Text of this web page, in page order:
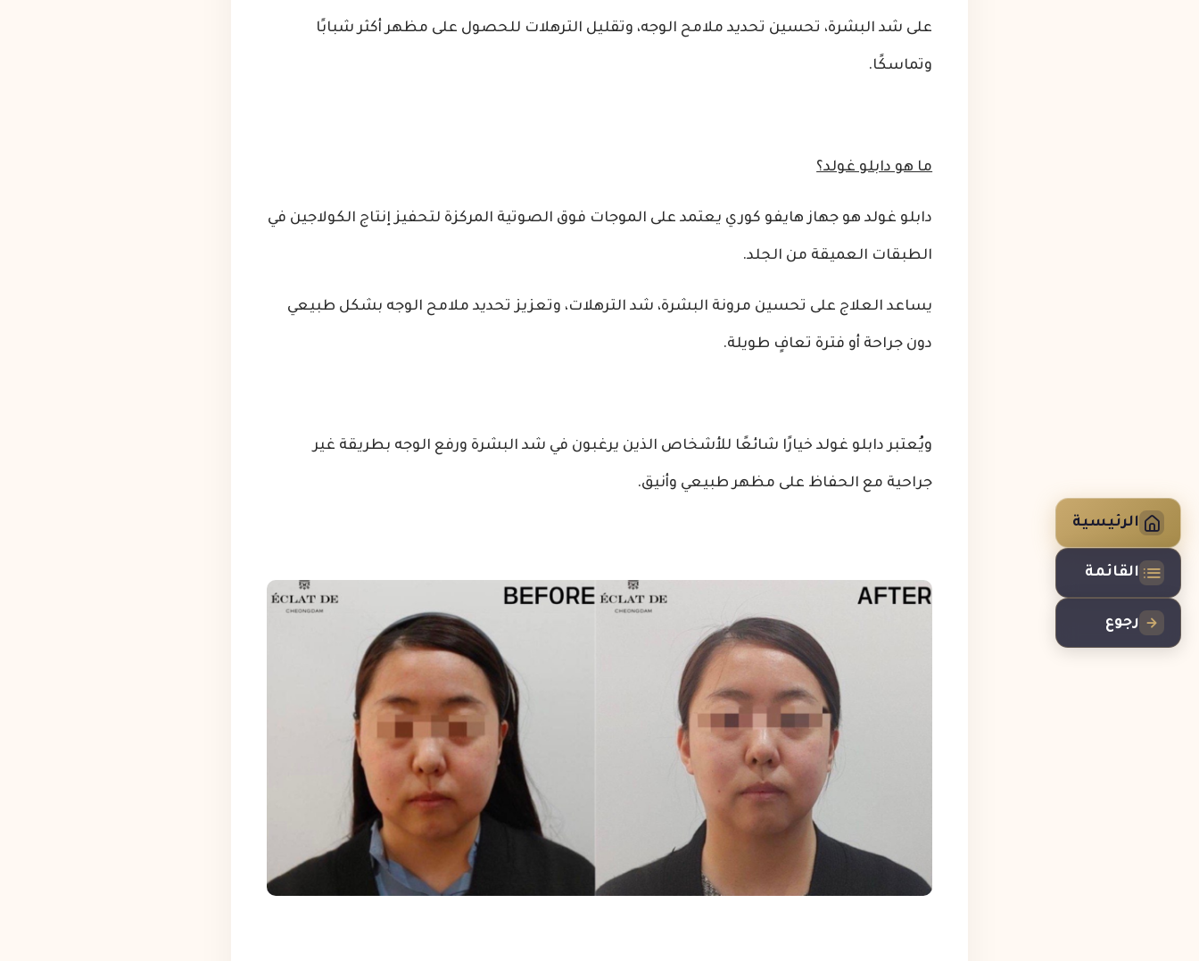
على شد البشرة، تحسين تحديد ملامح الوجه، وتقليل الترهلات للحصول على مظهر أكثر شبابًا
وتماسكًا.
ما هو دابلو غولد؟
دابلو غولد هو جهاز هايفو كوري يعتمد على الموجات فوق الصوتية المركزة لتحفيز إنتاج الكولاجين في
الطبقات العميقة من الجلد.
يساعد العلاج على تحسين مرونة البشرة، شد الترهلات، وتعزيز تحديد ملامح الوجه بشكل طبيعي
دون جراحة أو فترة تعافٍ طويلة.
ويُعتبر دابلو غولد خيارًا شائعًا للأشخاص الذين يرغبون في شد البشرة ورفع الوجه بطريقة غير
جراحية مع الحفاظ على مظهر طبيعي وأنيق.
الرئيسية
القائمة
رجوع